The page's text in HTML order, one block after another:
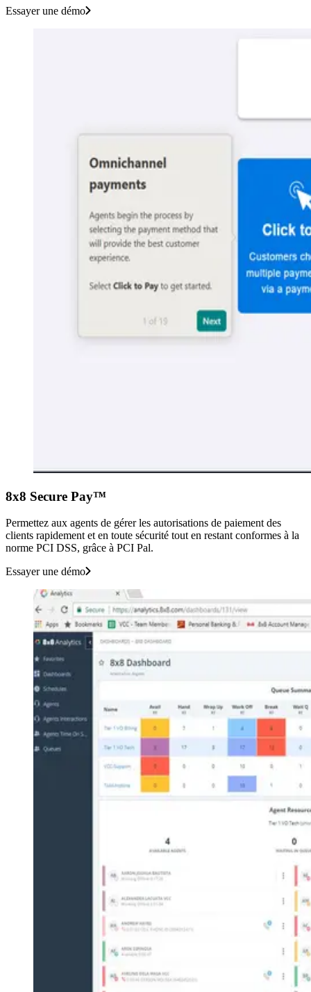
Essayer une démo
8x8 Secure Pay™
Permettez aux agents de gérer les autorisations de paiement des
clients rapidement et en toute sécurité tout en restant conformes à la
norme PCI DSS, grâce à PCI Pal.
Essayer une démo